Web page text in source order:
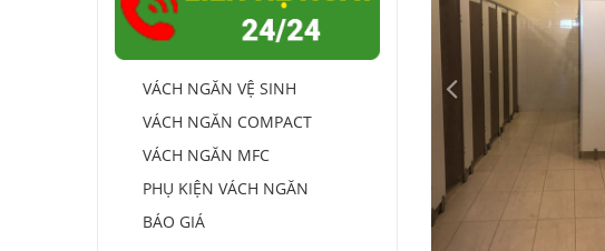
VÁCH NGĂN VỆ SINH
VÁCH NGĂN COMPACT
VÁCH NGĂN MFC
PHỤ KIỆN VÁCH NGĂN
BÁO GIÁ